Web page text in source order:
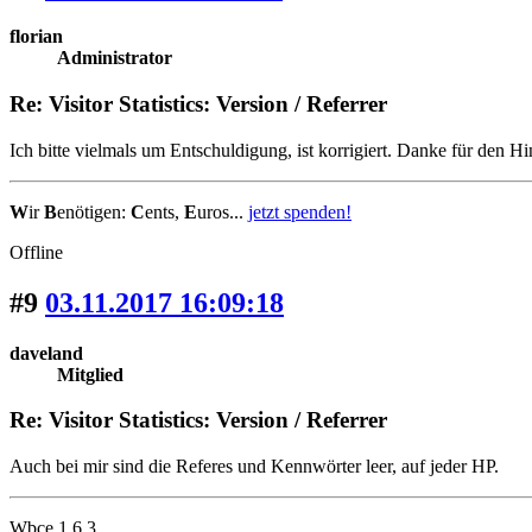
florian
Administrator
Re: Visitor Statistics: Version / Referrer
Ich bitte vielmals um Entschuldigung, ist korrigiert. Danke für den
WirBenötigen: Cents, Euros... jetzt spenden!
Offline
#9 03.11.2017 16:09:18
daveland
Mitglied
Re: Visitor Statistics: Version / Referrer
Auch bei mir sind die Referes und Kennwörter leer, auf jeder HP.